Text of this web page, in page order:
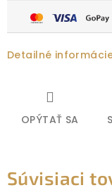
Detailné
OPÝTAŤ SA
Súvisiaci